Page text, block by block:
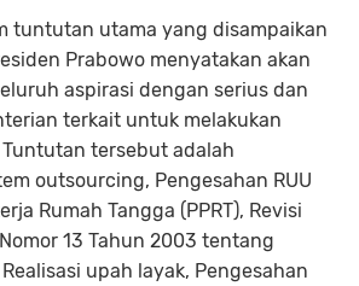
tuntutan utama yang disampaikan
Prabowo menyatakan akan
aspirasi dengan serius dan
terkait untuk melakukan
tersebut adalah
outsourcing, Pengesahan RUU
Rumah Tangga (PPRT), Revisi
13 Tahun 2003 tentang
upah layak, Pengesahan